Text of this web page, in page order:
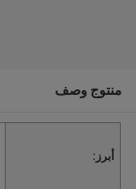
منتوج وصف
أبرز: